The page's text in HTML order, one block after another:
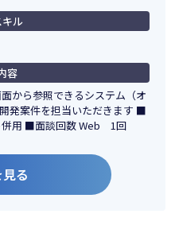
ル
容
から参照できるシステム（オ
発案件を担当いただきます ■
用 ■面談回数 Web 1回
る